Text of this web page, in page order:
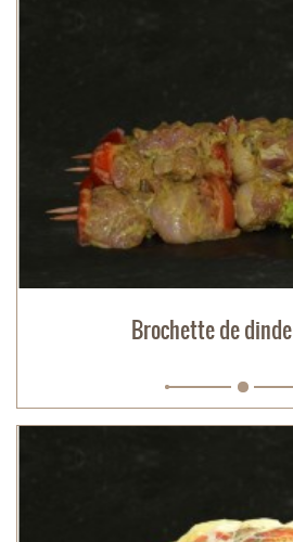
Brochette de